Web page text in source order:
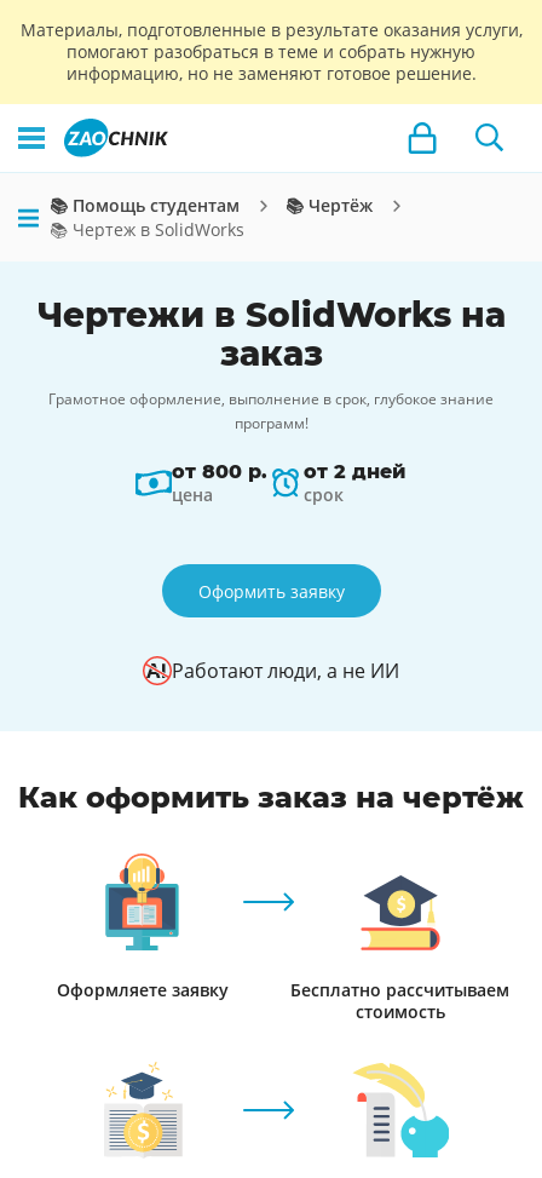
Материалы, подготовленные в результате оказания услуги,
помогают разобраться в теме и собрать нужную
информацию, но не заменяют готовое решение.
📚 Помощь студентам
📚 Чертёж
📚 Чертеж в SolidWorks
Чертежи в SolidWorks на
заказ
Грамотное оформление, выполнение в срок, глубокое знание
программ!
от 800 р.
цена
от 2 дней
срок
Оформить заявку
Работают люди, а не ИИ
Как оформить заказ на чертёж
Оформляете заявку
Бесплатно рассчитываем
стоимость